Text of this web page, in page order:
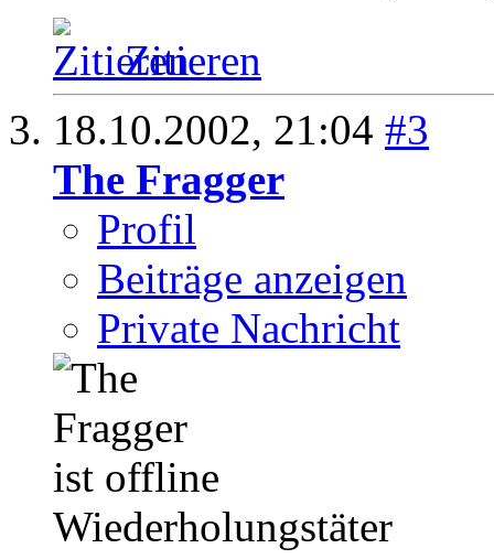
Zitieren
18.10.2002, 21:04 #3
The Fragger
Profil
Beiträge anzeigen
Private Nachricht
Wiederholungstäter